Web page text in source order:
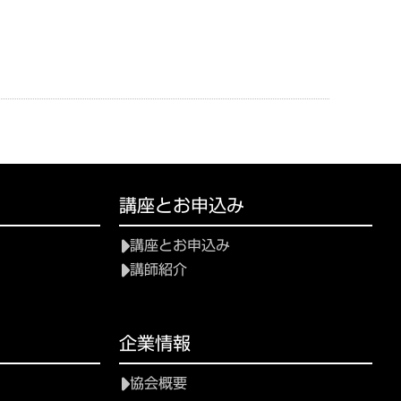
講座とお申込み
講座とお申込み
講師紹介
企業情報
協会概要